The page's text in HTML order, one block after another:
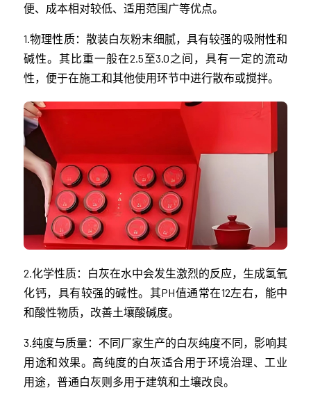
便、成本相对较低、适用范围广等优点。
1.物理性质：散装白灰粉末细腻，具有较强的吸附性和
碱性。其比重一般在2.5至3.0之间，具有一定的流动
性，便于在施工和其他使用环节中进行散布或搅拌。
2.化学性质：白灰在水中会发生激烈的反应，生成氢氧
化钙，具有较强的碱性。其PH值通常在12左右，能中
和酸性物质，改善土壤酸碱度。
3.纯度与质量：不同厂家生产的白灰纯度不同，影响其
用途和效果。高纯度的白灰适合用于环境治理、工业
用途，普通白灰则多用于建筑和土壤改良。